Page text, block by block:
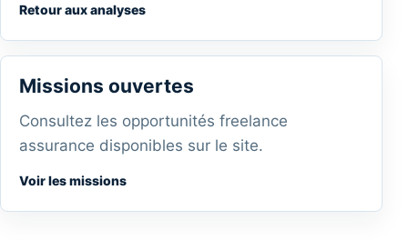
Retour aux analyses
Missions ouvertes
Consultez les opportunités freelance
assurance disponibles sur le site.
Voir les missions